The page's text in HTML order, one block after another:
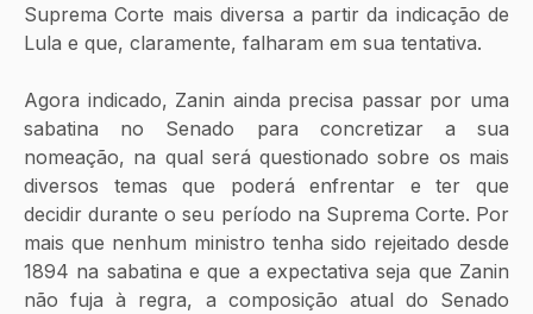
Suprema Corte mais diversa a partir da indicação de
Lula e que, claramente, falharam em sua tentativa.
Agora indicado, Zanin ainda precisa passar por uma
sabatina no Senado para concretizar a sua
nomeação, na qual será questionado sobre os mais
diversos temas que poderá enfrentar e ter que
decidir durante o seu período na Suprema Corte. Por
mais que nenhum ministro tenha sido rejeitado desde
1894 na sabatina e que a expectativa seja que Zanin
não fuja à regra, a composição atual do Senado